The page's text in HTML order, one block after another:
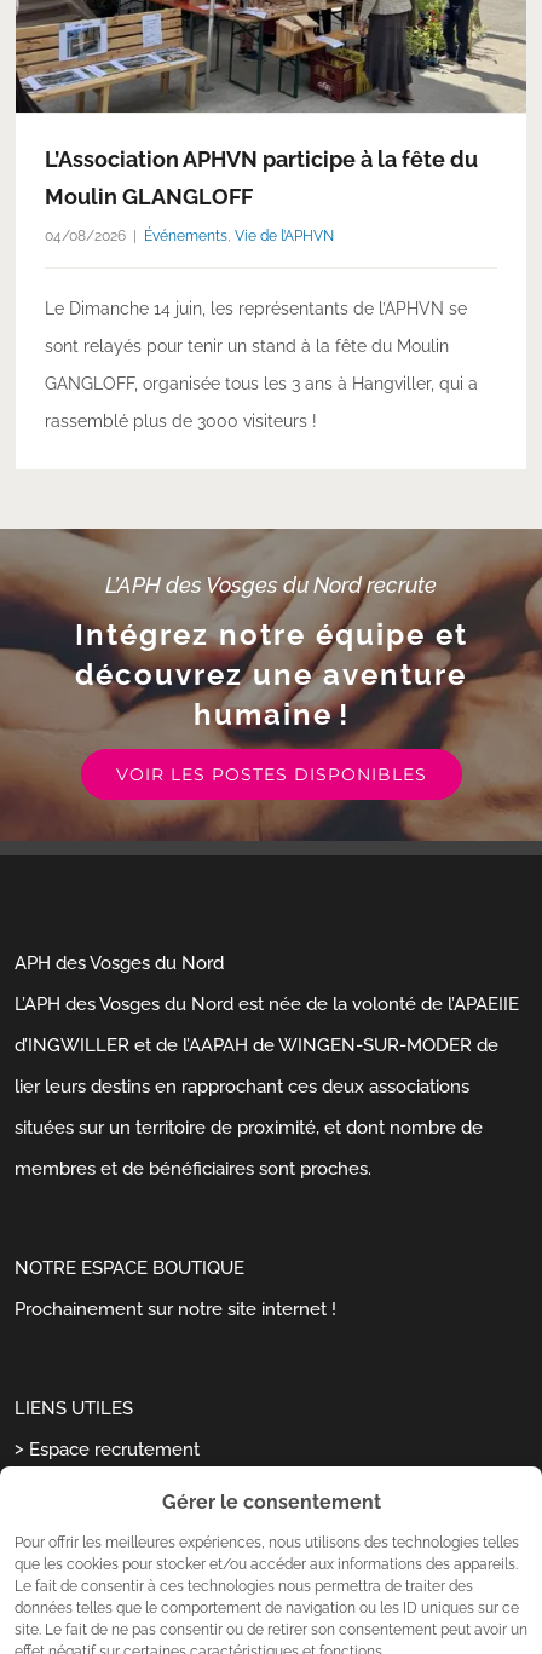
Gérer le consentement
Pour offrir les meilleures expériences, nous utilisons des technologies telles
que les cookies pour stocker et/ou accéder aux informations des appareils.
Le fait de consentir à ces technologies nous permettra de traiter des
données telles que le comportement de navigation ou les ID uniques sur ce
site. Le fait de ne pas consentir ou de retirer son consentement peut avoir un
L’Association APHVN participe à la fête du
Moulin GLANGLOFF
04/08/2026 Événements Vie de l’APHVN
Le Dimanche 14 juin, les représentants de l’APHVN se
sont relayés pour tenir un stand à la fête du Moulin
GANGLOFF, organisée tous les 3 ans à Hangviller, qui a
rassemblé plus de 3000 visiteurs !
L’APH des Vosges du Nord recrute
Intégrez notre équipe et
découvrez une aventure
humaine !
VOIR LES POSTES DISPONIBLES
APH des Vosges du Nord
L’APH des Vosges du Nord est née de la volonté de l’APAEIIE
d’INGWILLER et de l’AAPAH de WINGEN-SUR-MODER de
lier leurs destins en rapprochant ces deux associations
situées sur un territoire de proximité, et dont nombre de
membres et de bénéficiaires sont proches.
NOTRE ESPACE BOUTIQUE
Prochainement sur notre site internet !
LIENS UTILES
Espace recrutement
Dernières actualités
Qui sommes-nous ?
Nous contacter